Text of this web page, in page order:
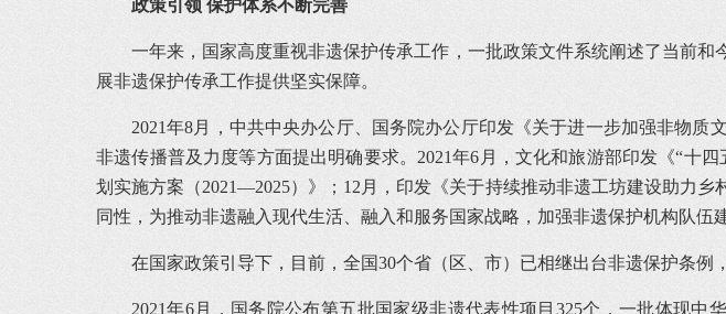
政策引领 保护体系不断完善
一年来，国家高度重视非遗保护传承工作，一批政策文件系统阐述了当前
展非遗保护传承工作提供坚实保障。
2021年8月，中共中央办公厅、国务院办公厅印发《关于进一步加强非物
非遗传播普及力度等方面提出明确要求。2021年6月，文化和旅游部印发《“十
划实施方案（2021—2025）》；12月，印发《关于持续推动非遗工坊建设助力
同性，为推动非遗融入现代生活、融入和服务国家战略，加强非遗保护机构队伍
在国家政策引导下，目前，全国30个省（区、市）已相继出台非遗保护条
2021年6月，国务院公布第五批国家级非遗代表性项目325个，一批体现